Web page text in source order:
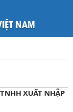
XUẤT NHẬP